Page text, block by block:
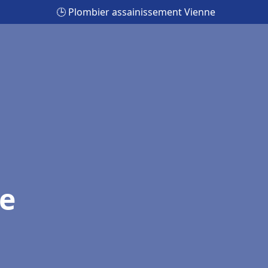
🕒 Plombier assainissement Vienne